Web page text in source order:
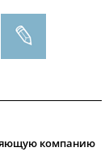
компанию